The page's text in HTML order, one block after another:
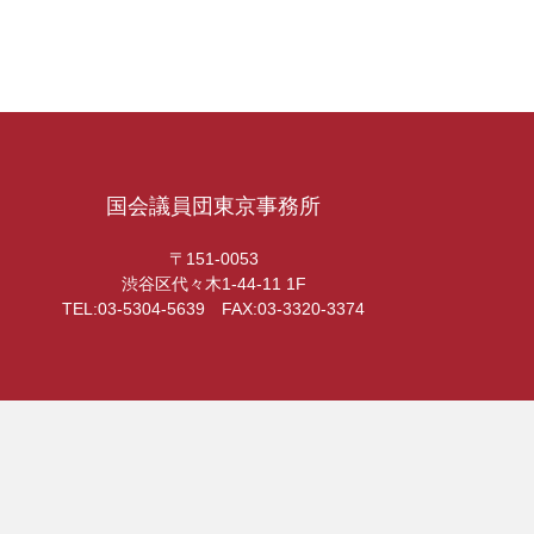
国会議員団東京事務所
〒151-0053
渋谷区代々木1-44-11 1F
TEL:03-5304-5639 FAX:03-3320-3374